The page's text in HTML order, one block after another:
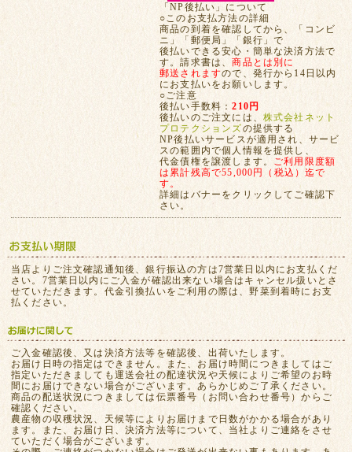
「NP後払い」について
○このお支払方法の詳細
商品の到着を確認してから、「コンビ
ニ」「郵便局」「銀行」で
後払いできる安心・簡単な決済方法で
す。請求書は、商品とは別に
郵送されますので、発行から14日以内
にお支払いをお願いします。
○ご注意
後払い手数料：210円
後払いのご注文には、 株式会社ネット
プロテクションズの提供する
NP後払いサービスが適用され、サービ
スの範囲内で個人情報を提供し、
代金債権を譲渡します。 ご利用限度額
は累計残高で55,000円（税込）迄で
す。
詳細はバナーをクリックしてご確認下
さい。
当店よりご注文確認通知後、銀行振込の方は7営業日以内にお支払くだ
さい。7営業日以内にご入金が確認出来ない場合はキャンセル扱いとさ
せていただきます。代金引換払いをご利用の際は、野菜到着時にお支
払ください。
ご入金確認後、又は決済方法等を確認後、出荷いたします。
お届け日時の指定はできません。また、お届け時間につきましてはご
指定いただきましても運送会社の配達状況や天候によりご希望のお時
間にお届けできない場合がございます。あらかじめご了承ください。
商品の配送状況につきましては伝票番号（お問い合わせ番号）からご
確認ください。
農産物の収穫状況、天候等によりお届けまで日数がかかる場合があり
ます。また、お届け日、決済方法等について、当社よりご連絡をさせ
ていただく場合がございます。